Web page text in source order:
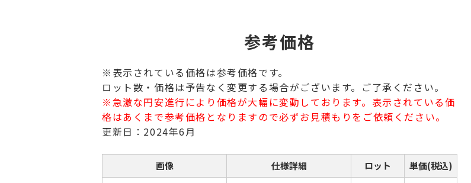
参考価格
※表示されている価格は参考価格です。
ロット数・価格は予告なく変更する場合がございます。ご了承ください。
※急激な円安進行により価格が大幅に変動しております。表示されている価
格はあくまで参考価格となりますので必ずお見積もりをご依頼ください。
更新日：2024年6月
画像 仕様詳細 ロット 単価(税込)